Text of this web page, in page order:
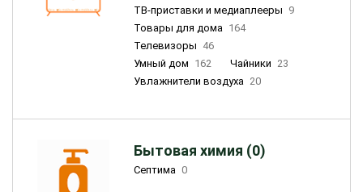
ТВ-приставки и медиаплееры 9
Товары для дома 164
Телевизоры 46
Умный дом 162 Чайники 23
Увлажнители воздуха 20
Бытовая химия (0)
Септима 0